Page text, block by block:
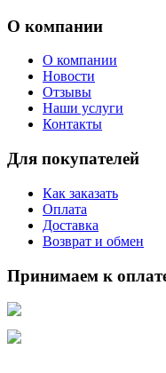
О компании
О компании
Новости
Отзывы
Наши услуги
Контакты
Для покупателей
Как заказать
Оплата
Доставка
Возврат и обмен
Принимаем к